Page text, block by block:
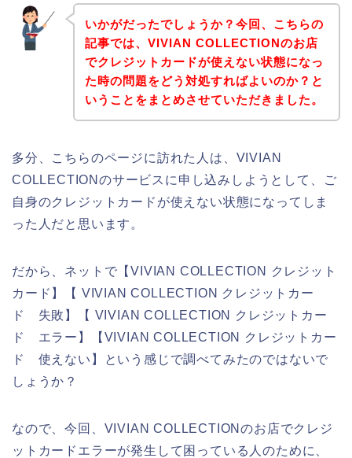
いかがだったでしょうか？今回、こちらの
記事では、VIVIAN COLLECTIONのお店
でクレジットカードが使えない状態になっ
た時の問題をどう対処すればよいのか？と
いうことをまとめさせていただきました。
多分、こちらのページに訪れた人は、VIVIAN
COLLECTIONのサービスに申し込みしようとして、ご
自身のクレジットカードが使えない状態になってしま
った人だと思います。
だから、ネットで【VIVIAN COLLECTION クレジット
カード】【 VIVIAN COLLECTION クレジットカー
ド 失敗】【 VIVIAN COLLECTION クレジットカー
ド エラー】【VIVIAN COLLECTION クレジットカー
ド 使えない】という感じで調べてみたのではないで
しょうか？
なので、今回、VIVIAN COLLECTIONのお店でクレジ
ットカードエラーが発生して困っている人のために、